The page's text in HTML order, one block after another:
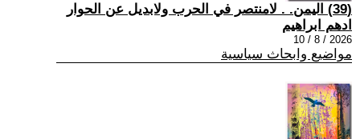
(39) اليمن. . لامنتصر في الحرب ولابديل عن الحوار
ادهم ابراهيم
2026 / 8 / 10
مواضيع وابحاث سياسية